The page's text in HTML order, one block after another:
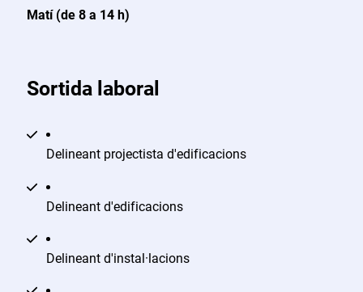
Matí (de 8 a 14 h)
Sortida laboral
Delineant projectista d'edificacions
Delineant d'edificacions
Delineant d'instal·lacions